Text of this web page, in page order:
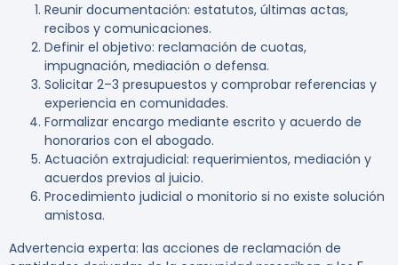
Reunir documentación: estatutos, últimas actas,
recibos y comunicaciones.
Definir el objetivo: reclamación de cuotas,
impugnación, mediación o defensa.
Solicitar 2–3 presupuestos y comprobar referencias y
experiencia en comunidades.
Formalizar encargo mediante escrito y acuerdo de
honorarios con el abogado.
Actuación extrajudicial: requerimientos, mediación y
acuerdos previos al juicio.
Procedimiento judicial o monitorio si no existe solución
amistosa.
Advertencia experta: las acciones de reclamación de